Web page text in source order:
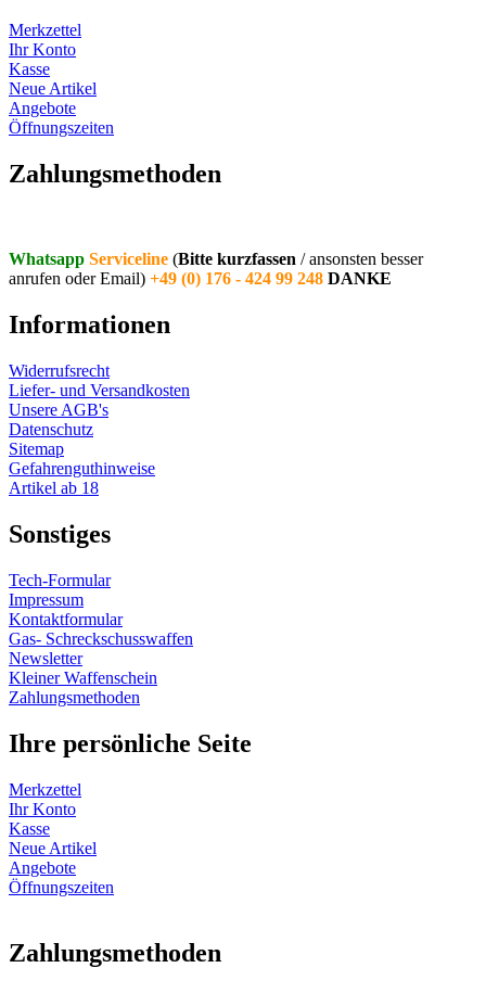
Merkzettel
Ihr Konto
Kasse
Neue Artikel
Angebote
Öffnungszeiten
Zahlungsmethoden
Whatsapp Serviceline (Bitte kurzfassen / ansonsten besser
anrufen oder Email) +49 (0) 176 - 424 99 248 DANKE
Informationen
Widerrufsrecht
Liefer- und Versandkosten
Unsere AGB's
Datenschutz
Sitemap
Gefahrenguthinweise
Artikel ab 18
Sonstiges
Tech-Formular
Impressum
Kontaktformular
Gas- Schreckschusswaffen
Newsletter
Kleiner Waffenschein
Zahlungsmethoden
Ihre persönliche Seite
Merkzettel
Ihr Konto
Kasse
Neue Artikel
Angebote
Öffnungszeiten
Zahlungsmethoden